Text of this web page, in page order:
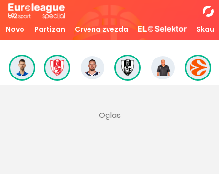
Novo Partizan Crvena zvezda Skaut